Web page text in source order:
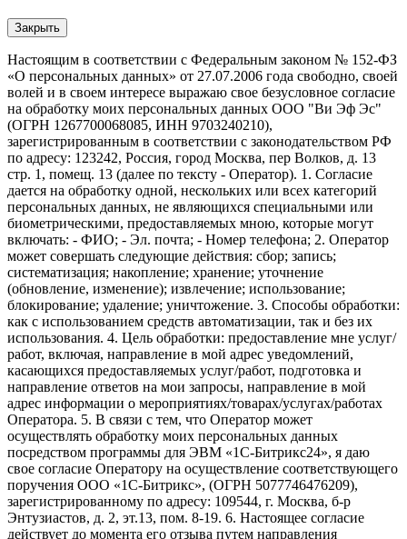
Закрыть
Настоящим в соответствии с Федеральным законом № 152-ФЗ
«О персональных данных» от 27.07.2006 года свободно, своей
волей и в своем интересе выражаю свое безусловное согласие
на обработку моих персональных данных ООО "Ви Эф Эс"
(ОГРН 1267700068085, ИНН 9703240210),
зарегистрированным в соответствии с законодательством РФ
по адресу: 123242, Россия, город Москва, пер Волков, д. 13
стр. 1, помещ. 13 (далее по тексту - Оператор). 1. Согласие
дается на обработку одной, нескольких или всех категорий
персональных данных, не являющихся специальными или
биометрическими, предоставляемых мною, которые могут
включать: - ФИО; - Эл. почта; - Номер телефона; 2. Оператор
может совершать следующие действия: сбор; запись;
систематизация; накопление; хранение; уточнение
(обновление, изменение); извлечение; использование;
блокирование; удаление; уничтожение. 3. Способы обработки:
как с использованием средств автоматизации, так и без их
использования. 4. Цель обработки: предоставление мне услуг/
работ, включая, направление в мой адрес уведомлений,
касающихся предоставляемых услуг/работ, подготовка и
направление ответов на мои запросы, направление в мой
адрес информации о мероприятиях/товарах/услугах/работах
Оператора. 5. В связи с тем, что Оператор может
осуществлять обработку моих персональных данных
посредством программы для ЭВМ «1С-Битрикс24», я даю
свое согласие Оператору на осуществление соответствующего
поручения ООО «1С-Битрикс», (ОГРН 5077746476209),
зарегистрированному по адресу: 109544, г. Москва, б-р
Энтузиастов, д. 2, эт.13, пом. 8-19. 6. Настоящее согласие
действует до момента его отзыва путем направления